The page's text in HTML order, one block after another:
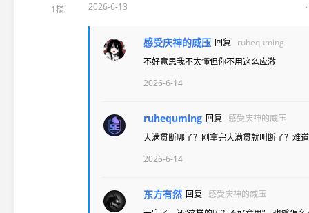
1楼 2026-6-13
感受庆神的威压 回复
ruhequming
不好意思我不太懂但你不用这么应激
2026-6-14
ruhequming 回复
感受庆神的威压
大满贯断哪了？刚拿完大满贯就叫断了？难
2026-6-14
东方有然 回复
感受庆神的威压